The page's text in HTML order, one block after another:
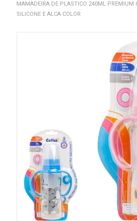
MAMADEIRA DE PLASTICO 240ML PREMIUM
SILICONE E ALCA COLOR